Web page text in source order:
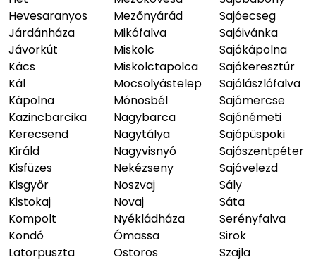
Hevesaranyos
Járdánháza
Jávorkút
Kács
Kál
Kápolna
Kazincbarcika
Kerecsend
Királd
Kisfüzes
Kisgyőr
Kistokaj
Kompolt
Kondó
Latorpuszta
Mezőnyárád
Mikófalva
Miskolc
Miskolctapolca
Mocsolyástelep
Mónosbél
Nagybarca
Nagytálya
Nagyvisnyó
Nekézseny
Noszvaj
Novaj
Nyékládháza
Ómassa
Ostoros
Sajóecseg
Sajóivánka
Sajókápolna
Sajókeresztúr
Sajólászlófalva
Sajómercse
Sajónémeti
Sajópüspöki
Sajószentpéter
Sajóvelezd
Sály
Sáta
Serényfalva
Sirok
Szajla